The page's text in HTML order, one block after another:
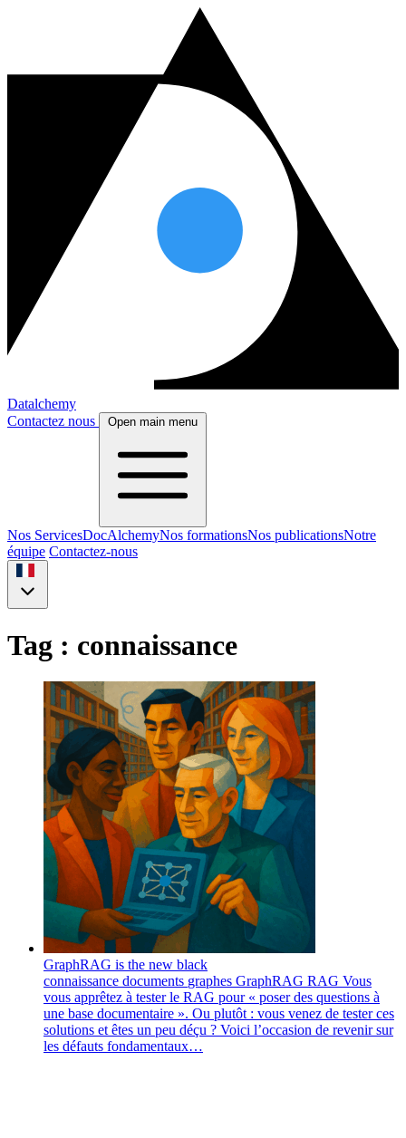
Datalchemy
Contactez nous
Open main menu
Nos ServicesDocAlchemyNos formationsNos publicationsNotre
équipe Contactez-nous
Tag : connaissance
GraphRAG is the new black
connaissance documents graphes GraphRAG RAG Vous
vous apprêtez à tester le RAG pour « poser des questions à
une base documentaire ». Ou plutôt : vous venez de tester ces
solutions et êtes un peu déçu ? Voici l’occasion de revenir sur
les défauts fondamentaux…